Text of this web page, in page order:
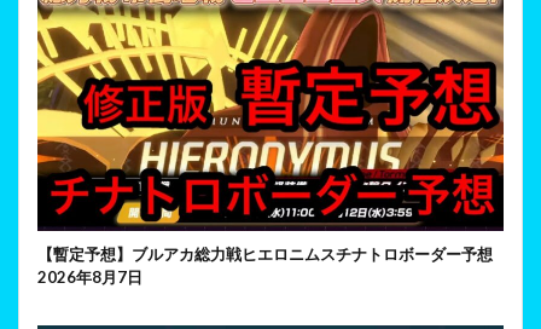
【暫定予想】ブルアカ総力戦ヒエロニムスチナトロボーダー予想
2026年8月7日